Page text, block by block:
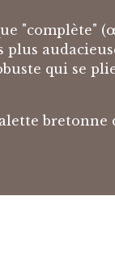
"complète"
qui se
bretonne